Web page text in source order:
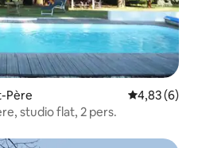
Père Prosječna
4,83 (6)
studio flat, 2 pers.